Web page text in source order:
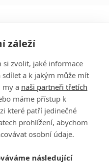
PŘIHLÁSIT
REGISTROVAT
, e-mailserialy@fandimefilmu.cz
záleží
si zvolit, jaké informace
sdílet a k jakým může mít
my a naši partneři třetích
máme přístup k
které patří jedinečné
prohlížení, abychom
osobní údaje.
následující